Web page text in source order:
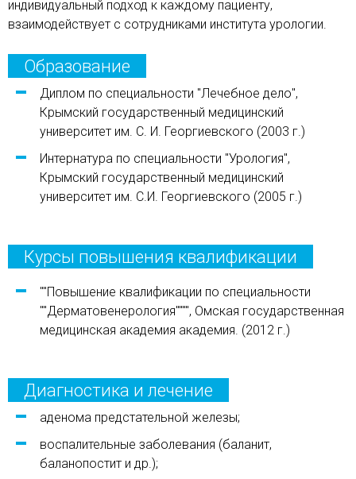
индивидуальный подход к каждому пациенту,
взаимодействует с сотрудниками института урологии.
Образование
Диплом по специальности "Лечебное дело",
Крымский государственный медицинский
университет им. С. И. Георгиевского (2003 г.)
Интернатура по специальности "Урология",
Крымский государственный медицинский
университет им. С.И. Георгиевского (2005 г.)
Курсы повышения квалификации
""Повышение квалификации по специальности
""Дерматовенерология"""", Омская государственная
медицинская академия академия. (2012 г.)
Диагностика и лечение
аденома предстательной железы;
воспалительные заболевания (баланит,
баланопостит и др.);